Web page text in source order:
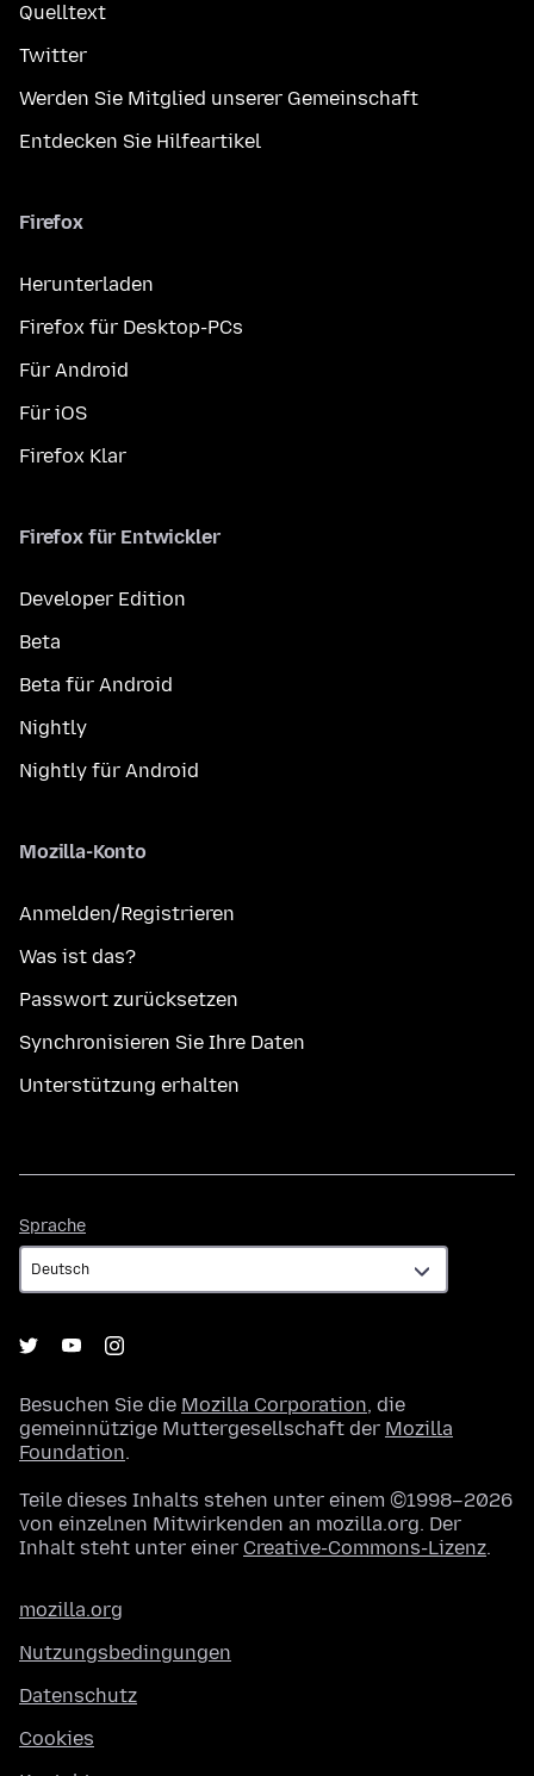
Quelltext
Twitter
Werden Sie Mitglied unserer Gemeinschaft
Entdecken Sie Hilfeartikel
Firefox
Herunterladen
Firefox für Desktop-PCs
Für Android
Für iOS
Firefox Klar
Firefox für Entwickler
Developer Edition
Beta
Beta für Android
Nightly
Nightly für Android
Mozilla-Konto
Anmelden/Registrieren
Was ist das?
Passwort zurücksetzen
Synchronisieren Sie Ihre Daten
Unterstützung erhalten
Sprache
Besuchen Sie die Mozilla Corporation, die
gemeinnützige Muttergesellschaft der Mozilla
Foundation.
Teile dieses Inhalts stehen unter einem ©1998–2026
von einzelnen Mitwirkenden an mozilla.org. Der
Inhalt steht unter einer Creative-Commons-Lizenz.
mozilla.org
Nutzungsbedingungen
Datenschutz
Cookies